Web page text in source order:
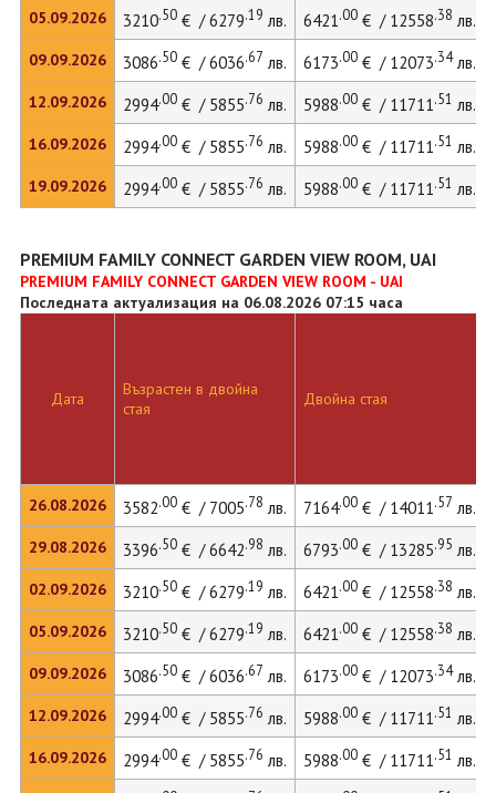
05.09.2026
09.09.2026
12.09.2026
16.09.2026
19.09.2026
3210.50€ / 6279.19 лв. 6421.00€ / 12558.38 лв.
3086.50€ / 6036.67 лв. 6173.00€ / 12073.34лв.
2994.00€ / 5855.76 лв. 5988.00€ / 11711.51 лв.
2994.00€ / 5855.76 лв. 5988.00€ / 11711.51 лв.
2994.00€ / 5855.76 лв. 5988.00€ / 11711.51 лв.
PREMIUM FAMILY CONNECT GARDEN VIEW ROOM, UAI
PREMIUM FAMILY CONNECT GARDEN VIEW ROOM - UAI
Последната актуализация на 06.08.2026 07:15 часа
Дата
26.08.2026
29.08.2026
02.09.2026
05.09.2026
09.09.2026
12.09.2026
16.09.2026
Възрастен в двойна
стая
Двойна стая
3582.00€ / 7005.78 лв. 7164.00€ / 14011.57 лв.
3396.50€ / 6642.98 лв. 6793.00€ / 13285.95 лв.
3210.50€ / 6279.19 лв. 6421.00€ / 12558.38 лв.
3210.50€ / 6279.19 лв. 6421.00€ / 12558.38 лв.
3086.50€ / 6036.67 лв. 6173.00€ / 12073.34лв.
2994.00€ / 5855.76 лв. 5988.00€ / 11711.51 лв.
2994.00€ / 5855.76 лв. 5988.00€ / 11711.51 лв.